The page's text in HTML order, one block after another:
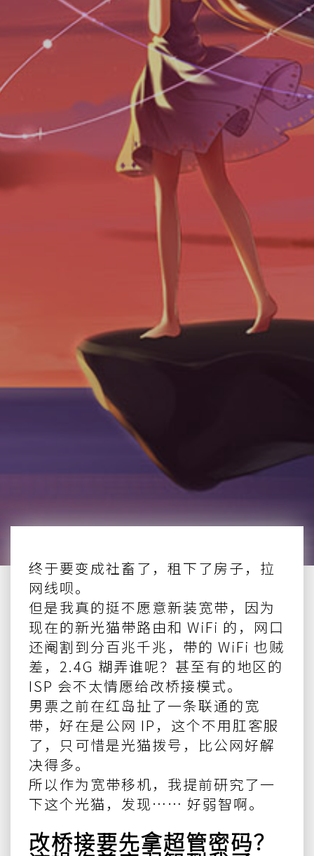
终于要变成社畜了，租下了房子，拉
网线呗。
但是我真的挺不愿意新装宽带，因为
现在的新光猫带路由和 WiFi 的，网口
还阉割到分百兆千兆，带的 WiFi 也贼
差，2.4G 糊弄谁呢？甚至有的地区的
ISP 会不太情愿给改桥接模式。
男票之前在红岛扯了一条联通的宽
带，好在是公网 IP，这个不用肛客服
了，只可惜是光猫拨号，比公网好解
决得多。
所以作为宽带移机，我提前研究了一
下这个光猫，发现…… 好弱智啊。
改桥接要先拿超管密码？